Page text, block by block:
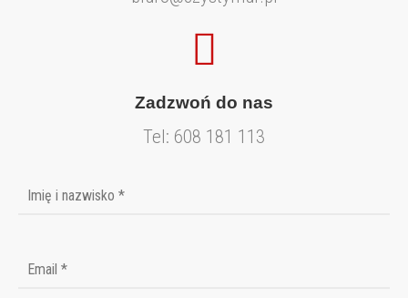
Zadzwoń do nas
Tel: 608 181 113